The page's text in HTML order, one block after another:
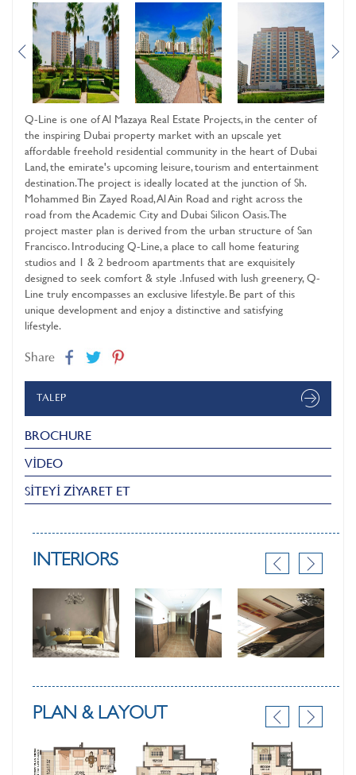
Q-Line is one of Al Mazaya Real Estate Projects, in the center of
the inspiring Dubai property market with an upscale yet
affordable freehold residential community in the heart of Dubai
Land, the emirate's upcoming leisure, tourism and entertainment
destination. The project is ideally located at the junction of Sh.
Mohammed Bin Zayed Road, Al Ain Road and right across the
road from the Academic City and Dubai Silicon Oasis. The
project master plan is derived from the urban structure of San
Francisco. Introducing Q-Line, a place to call home featuring
studios and 1 & 2 bedroom apartments that are exquisitely
designed to seek comfort & style .Infused with lush greenery, Q-
Line truly encompasses an exclusive lifestyle. Be part of this
unique development and enjoy a distinctive and satisfying
lifestyle.
Share
TALEP
BROCHURE
VİDEO
SİTEYİ ZİYARET ET
INTERIORS
PLAN & LAYOUT